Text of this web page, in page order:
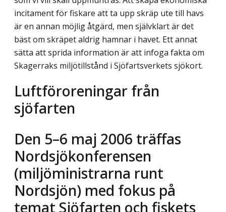
incitament för fiskare att ta upp skräp ute till havs
är en annan möjlig åtgärd, men självklart är det
bäst om skräpet aldrig hamnar i havet. Ett annat
sätta att sprida information är att infoga fakta om
Skagerraks miljötillstånd i Sjöfartsverkets sjökort.
Luftföroreningar från
sjöfarten
Den 5–6 maj 2006 träffas
Nordsjökonferensen
(miljöministrarna runt
Nordsjön) med fokus på
temat Sjöfarten och fiskets